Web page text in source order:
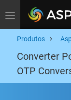
Toggle navigation
Produtos
Converter
OTP